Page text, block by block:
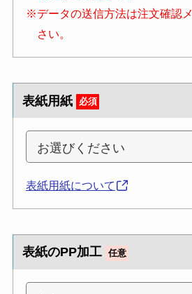
※データの送信方法は注文確認
さい。
表紙用紙 必須
表紙用紙について
表紙のPP加工 任意